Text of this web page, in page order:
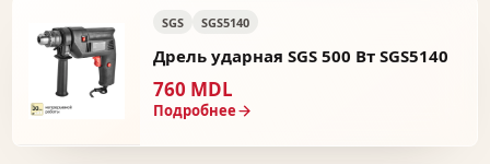
SGS SGS5140
Дрель ударная SGS 500 Вт SGS5140
760 MDL
Подробнее